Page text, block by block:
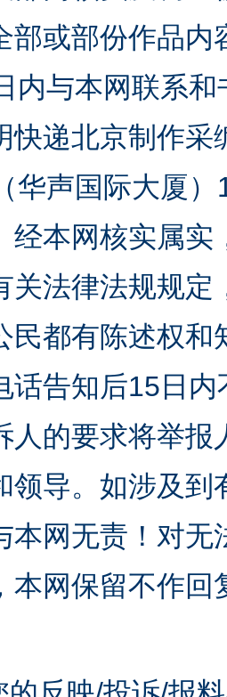
部或部份作品
内与本网联系
快递北京制作
华声国际大厦
经本网核实属
关法律法规规
民都有陈述权
话告知后15日
人的要求将举
领导。如涉及
本网无责！对
本网保留不作